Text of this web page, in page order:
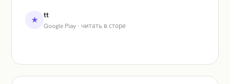
★
tt
Google Play · читать в сторе